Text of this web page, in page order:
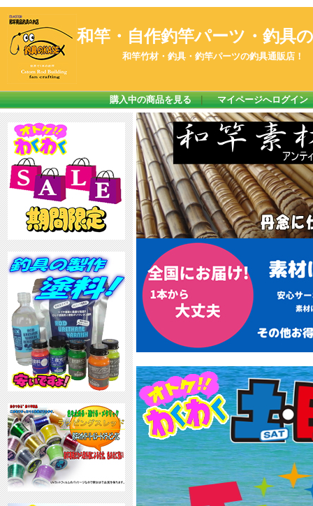
和竿・自作釣竿パーツ・釣具の
和竿竹材・釣具・釣竿パーツの釣具通販店！
購入中の商品を見る｜ マイページへログイン